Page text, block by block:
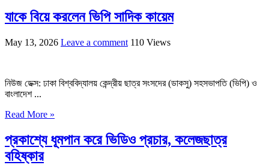
যাকে বিয়ে করলেন ভিপি সাদিক কায়েম
May 13, 2026 Leave a comment 110 Views
নিউজ ডেক্স: ঢাকা বিশ্ববিদ্যালয় কেন্দ্রীয় ছাত্র সংসদের (ডাকসু) সহসভাপতি (ভিপি) ও
বাংলাদেশ ...
Read More »
প্রকাশ্যে ধূমপান করে ভিডিও প্রচার, কলেজছাত্র
বহিষ্কার